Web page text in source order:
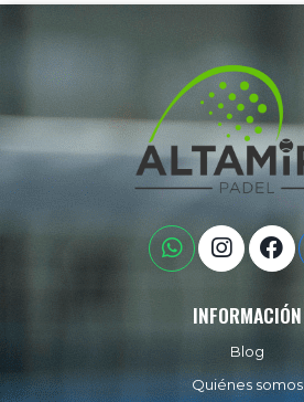
INFORMACIÓN
Blog
Quiénes somos